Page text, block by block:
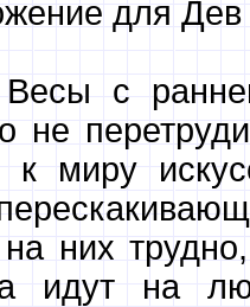
для
с
не
к миру
них
идут на